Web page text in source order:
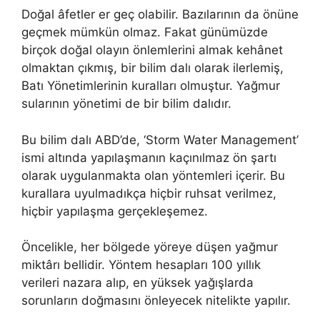
Doğal âfetler er geç olabilir. Bazılarının da önüne
geçmek mümkün olmaz. Fakat günümüzde
birçok doğal olayın önlemlerini almak kehânet
olmaktan çıkmış, bir bilim dalı olarak ilerlemiş,
Batı Yönetimlerinin kuralları olmuştur. Yağmur
sularının yönetimi de bir bilim dalıdır.
Bu bilim dalı ABD’de, ‘Storm Water Management’
ismi altında yapılaşmanın kaçınılmaz ön şartı
olarak uygulanmakta olan yöntemleri içerir. Bu
kurallara uyulmadıkça hiçbir ruhsat verilmez,
hiçbir yapılaşma gerçekleşemez.
Öncelikle, her bölgede yöreye düşen yağmur
miktârı bellidir. Yöntem hesapları 100 yıllık
verileri nazara alıp, en yüksek yağışlarda
sorunların doğmasını önleyecek nitelikte yapılır.